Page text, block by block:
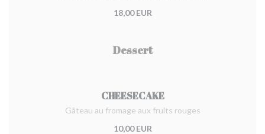
18,00 EUR
Dessert
CHEESECAKE
Gâteau au fromage aux fruits rouges
10,00 EUR